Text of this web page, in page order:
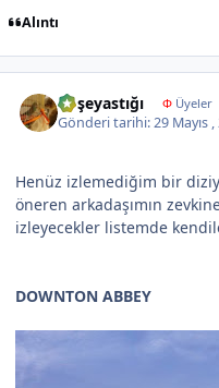
Alıntı
köşeyastığı ΦÜyeler
Gönderi tarihi:29 Mayıs
Henüz izlemediğim bir
öneren arkadaşımın
izleyecekler listemde
DOWNTON ABBEY